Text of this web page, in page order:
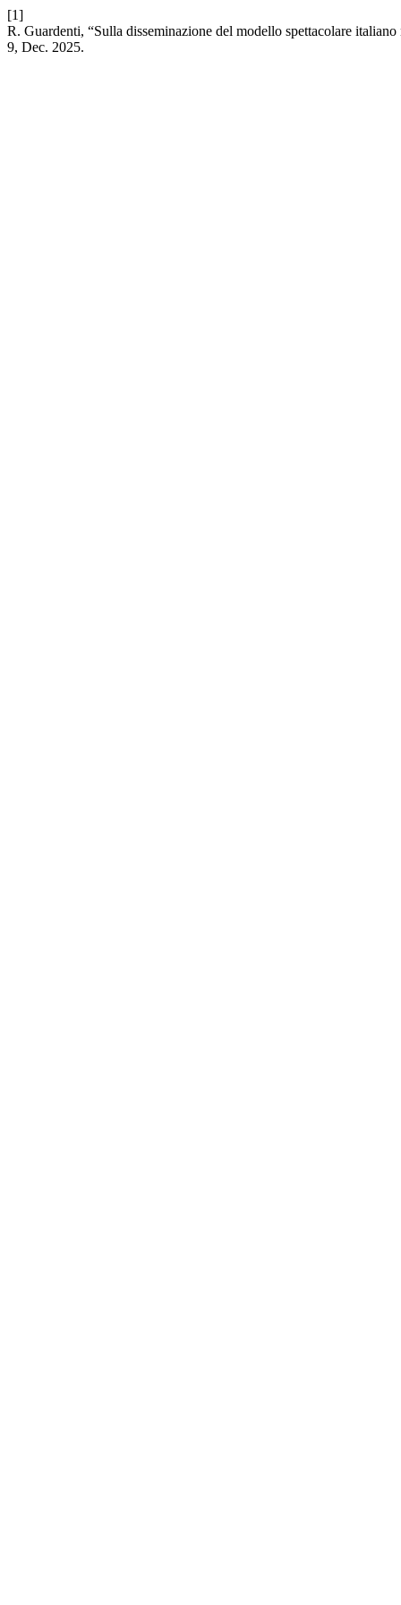
[1]
R. Guardenti, “Sulla disseminazione del modello spettacolare
9, Dec. 2025.